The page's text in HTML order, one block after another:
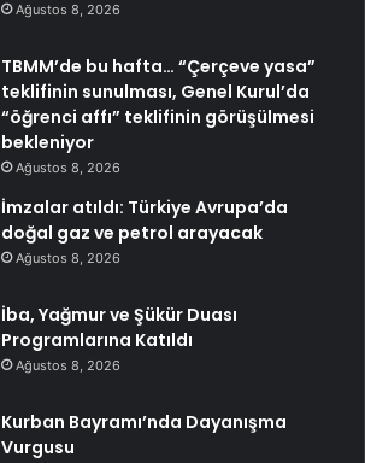
Ağustos 8, 2026
TBMM’de bu hafta… “Çerçeve yasa”
teklifinin sunulması, Genel Kurul’da
“öğrenci affı” teklifinin görüşülmesi
bekleniyor
Ağustos 8, 2026
İmzalar atıldı: Türkiye Avrupa’da
doğal gaz ve petrol arayacak
Ağustos 8, 2026
İba, Yağmur ve Şükür Duası
Programlarına Katıldı
Ağustos 8, 2026
Kurban Bayramı’nda Dayanışma
Vurgusu